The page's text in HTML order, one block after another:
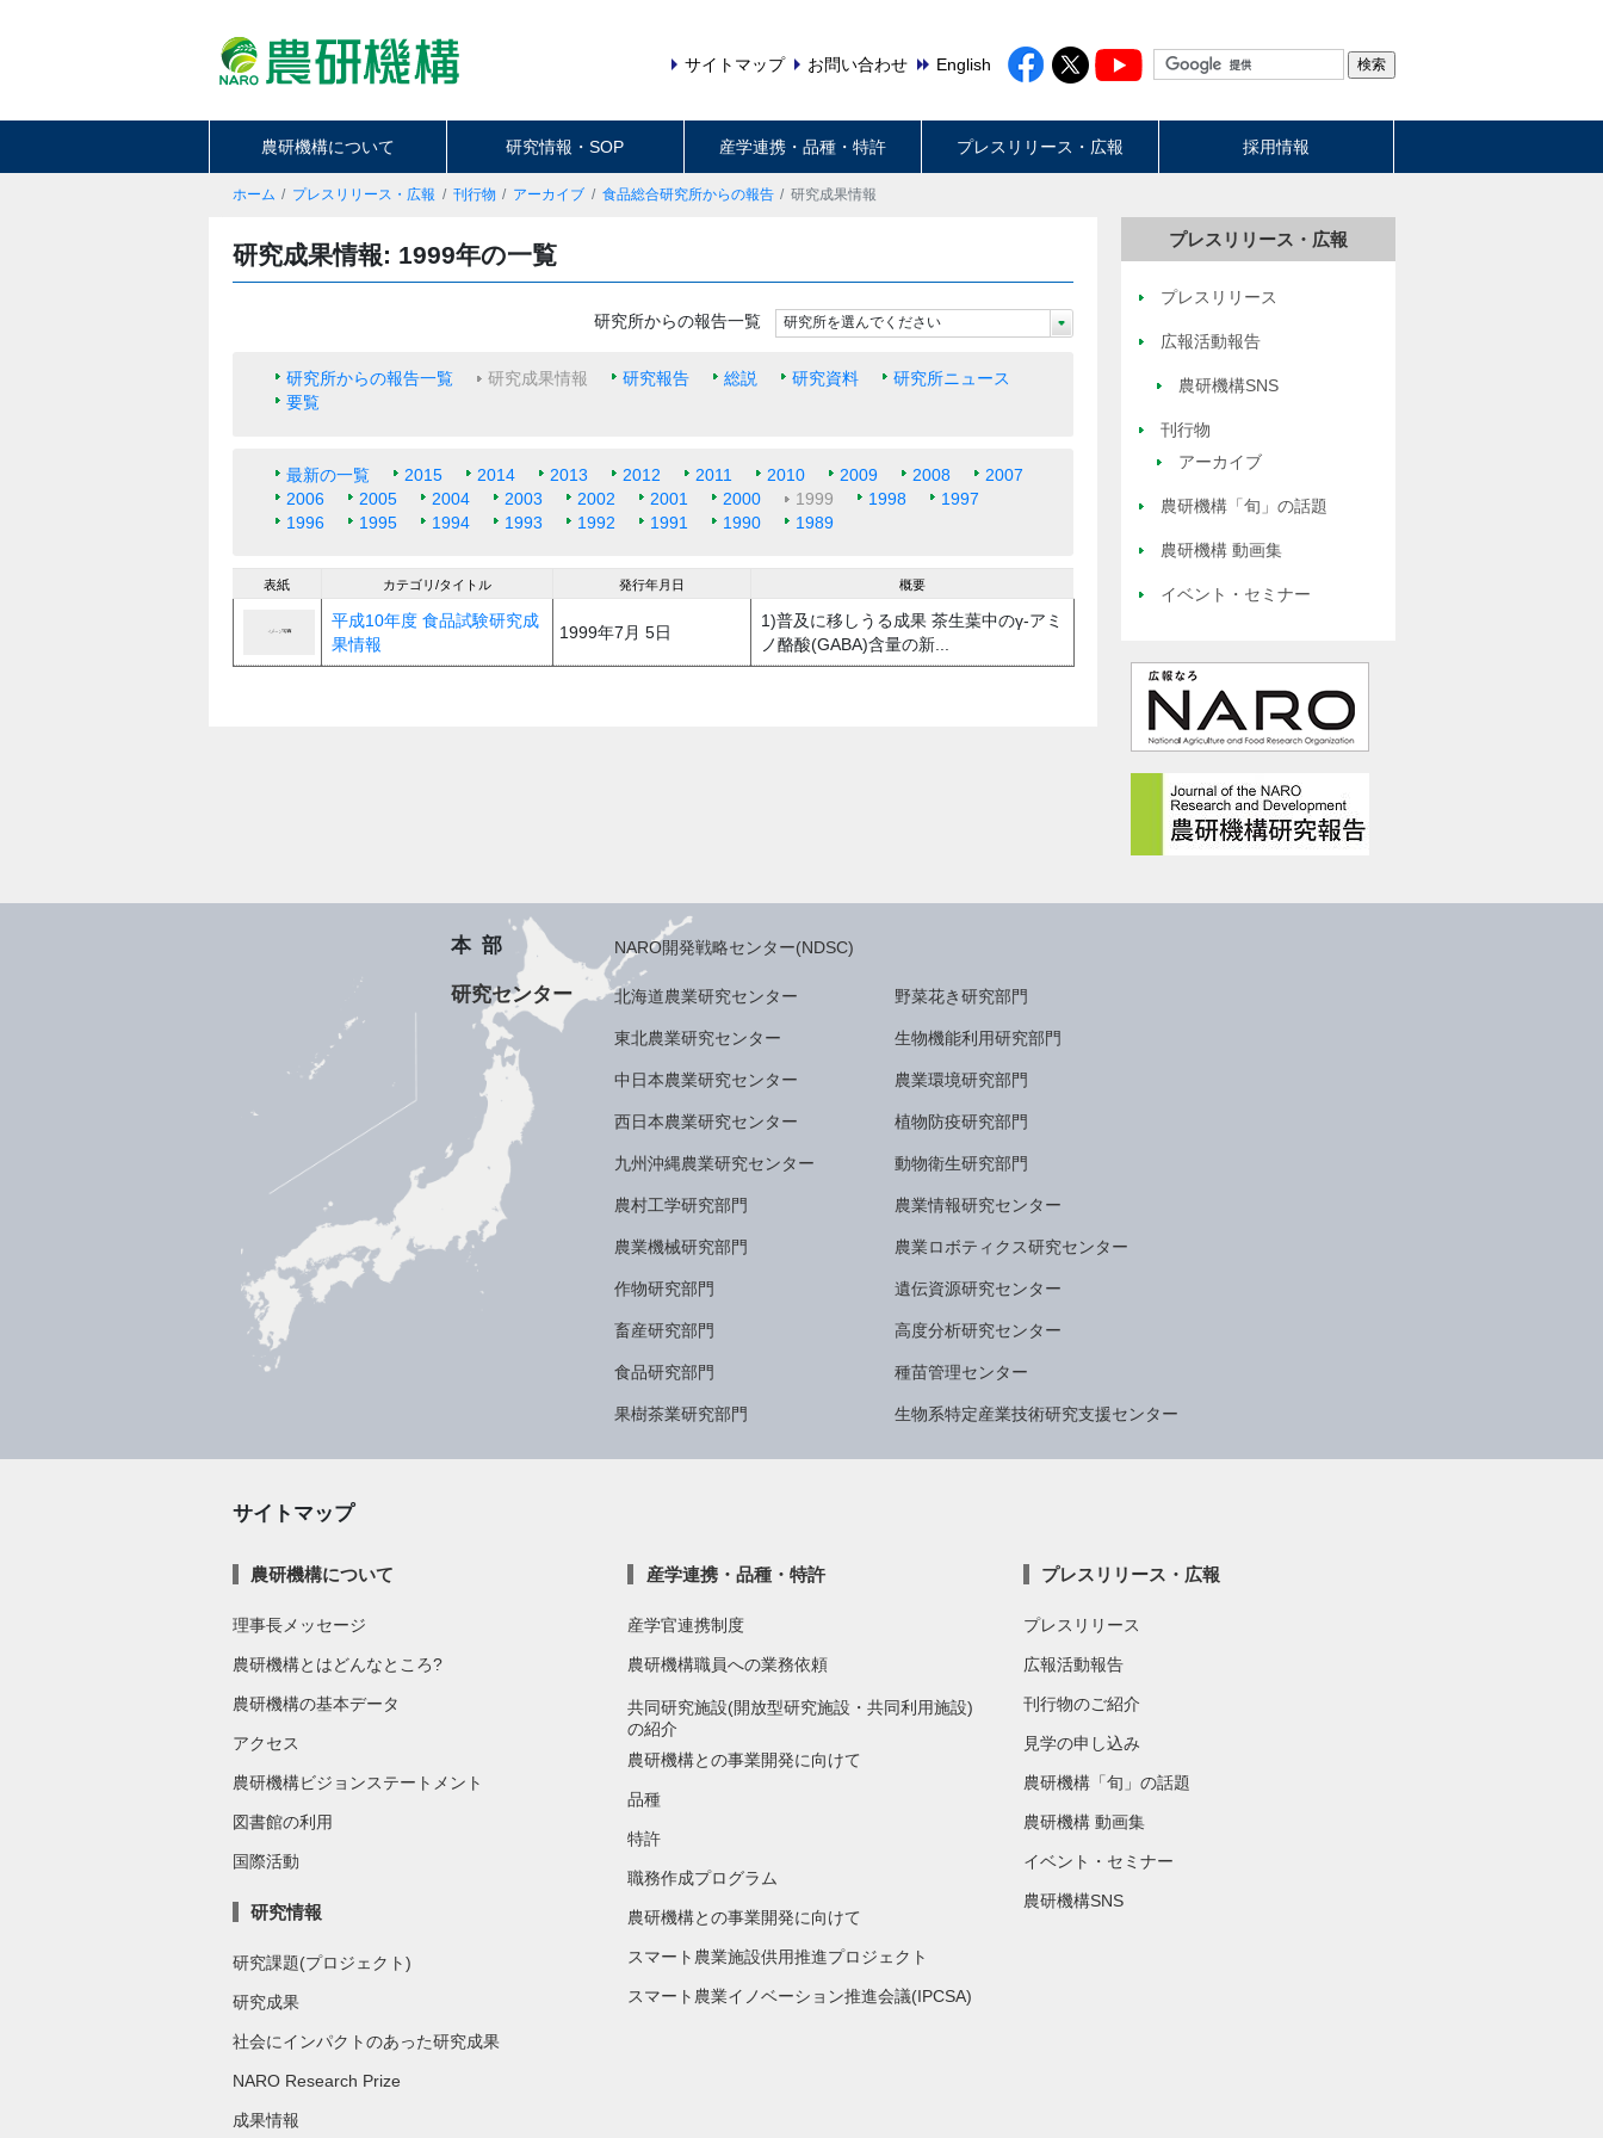
サイトマップ お問い合わせ English
農研機構について 研究情報・SOP 産学連携・品種・特許 プレスリリース・広報 採用情報
ホーム プレスリリース・広報 刊行物 アーカイブ 食品総合研究所からの報告 研究成果情報
研究成果情報: 1999年の一覧
研究所からの報告一覧 研究所を選んでください
研究所からの報告一覧 研究成果情報 研究報告 総説 研究資料
研究所ニュース
要覧
最新の一覧 2015 2014 2013 2012 2011 2010 2009 2008
2007
2006
2005 2004 2003 2002 2001 2000 1999 1998
1997
1996
1995 1994 1993 1992 1991 1990 1989
表紙 カテゴリ/タイトル 発行年月日 概要
平成10年度 食品試験研究成
果情報
1999年7月 5日
1)普及に移しうる成果 茶生葉中のγ-アミ
ノ酪酸(GABA)含量の新...
プレスリリース・広報
プレスリリース
広報活動報告
農研機構SNS
刊行物
アーカイブ
農研機構「旬」の話題
農研機構 動画集
イベント・セミナー
本部 NARO開発戦略センター(NDSC)
研究センター 北海道農業研究センター
東北農業研究センター
中日本農業研究センター
西日本農業研究センター
九州沖縄農業研究センター
農村工学研究部門
農業機械研究部門
作物研究部門
畜産研究部門
食品研究部門
果樹茶業研究部門
野菜花き研究部門
生物機能利用研究部門
農業環境研究部門
植物防疫研究部門
動物衛生研究部門
農業情報研究センター
農業ロボティクス研究センター
遺伝資源研究センター
高度分析研究センター
種苗管理センター
生物系特定産業技術研究支援センター
サイトマップ
農研機構について
理事長メッセージ
農研機構とはどんなところ?
農研機構の基本データ
アクセス
農研機構ビジョンステートメント
図書館の利用
国際活動
研究情報
研究課題(プロジェクト)
研究成果
社会にインパクトのあった研究成果
NARO Research Prize
成果情報
産学連携・品種・特許
産学官連携制度
農研機構職員への業務依頼
共同研究施設(開放型研究施設・共同利用施設)
の紹介
農研機構との事業開発に向けて
品種
特許
職務作成プログラム
農研機構との事業開発に向けて
スマート農業施設供用推進プロジェクト
スマート農業イノベーション推進会議(IPCSA)
プレスリリース・広報
プレスリリース
広報活動報告
刊行物のご紹介
見学の申し込み
農研機構「旬」の話題
農研機構 動画集
イベント・セミナー
農研機構SNS